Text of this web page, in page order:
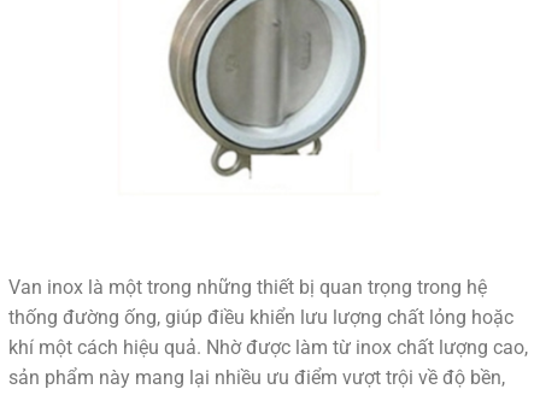
Van inox là một trong những thiết bị quan trọng trong hệ
thống đường ống, giúp điều khiển lưu lượng chất lỏng hoặc
khí một cách hiệu quả. Nhờ được làm từ inox chất lượng cao,
sản phẩm này mang lại nhiều ưu điểm vượt trội về độ bền,